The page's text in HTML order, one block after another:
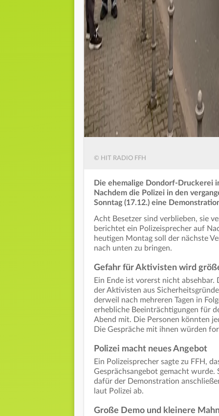
© HIT RADIO FFH
Die ehemalige Dondorf-Druckerei
Nachdem die Polizei in den
Sonntag (17.12.) eine
Acht Besetzer sind verblieben, sie
berichtet ein Polizeisprecher auf
heutigen Montag soll der nächste
nach unten zu bringen.
Gefahr für Aktivisten wird
Ein Ende ist vorerst nicht absehbar.
der Aktivisten aus
derweil nach mehreren Tagen in
erhebliche Beeinträchtigungen für
Abend mit. Die Personen könnten
Die Gespräche mit ihnen würden
Polizei macht neues Angebot
Ein Polizeisprecher sagte zu FFH,
Gesprächsangebot gemacht wurde.
dafür der Demonstration
laut Polizei ab.
Große Demo und kleinere